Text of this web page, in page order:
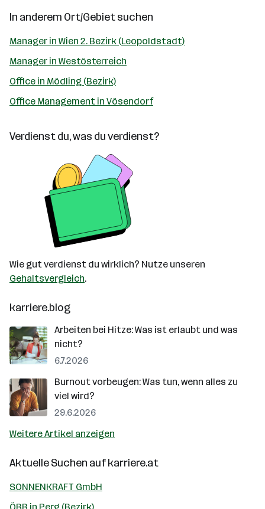
In anderem Ort/Gebiet suchen
Manager in Wien 2. Bezirk (Leopoldstadt)
Manager in Westösterreich
Office in Mödling (Bezirk)
Office Management in Vösendorf
Verdienst du, was du verdienst?
Wie gut verdienst du wirklich? Nutze unseren
Gehaltsvergleich.
karriere.blog
Arbeiten bei Hitze: Was ist erlaubt und was
nicht?
6.7.2026
Burnout vorbeugen: Was tun, wenn alles zu
viel wird?
29.6.2026
Weitere Artikel anzeigen
Aktuelle Suchen aufkarriere.at
SONNENKRAFT GmbH